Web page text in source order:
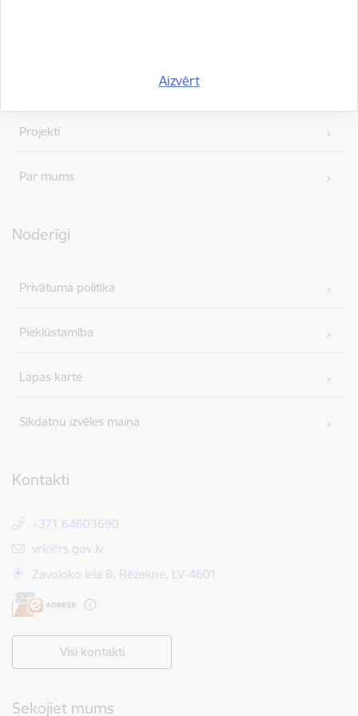
Aizvērt
Projekti
Par mums
Noderīgi
Privātuma politika
Piekļūstamība
Lapas karte
Sīkdatņu izvēles maiņa
Kontakti
+371 64603690
E-pasts:
vrk@rs.gov.lv
Zavoloko iela 8, Rēzekne, LV-4601
Visi kontakti
Sekojiet mums